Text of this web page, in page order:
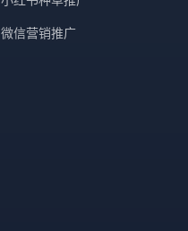
微信营销推广